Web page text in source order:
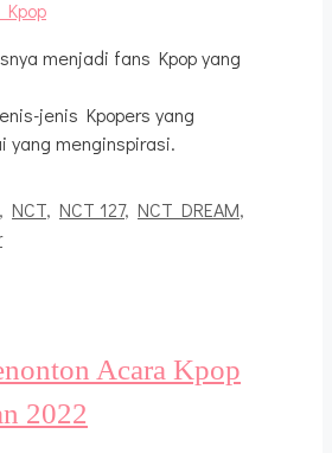
menjadi fans Kpop yang
jenis Kpopers yang
yang menginspirasi.
, NCT, NCT 127, NCT DREAM,
Acara Kpop
2022